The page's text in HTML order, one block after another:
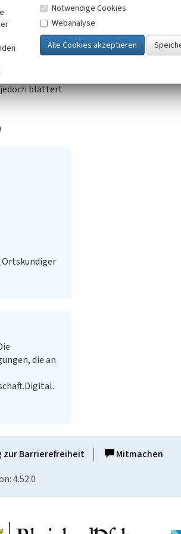
des Kreuzes
jedoch blättert
die an
Wege- und Feldkreuze in
zur Barrierefreiheit
Mitmachen
4.52.0
Notwendige Cookies
Webanalyse